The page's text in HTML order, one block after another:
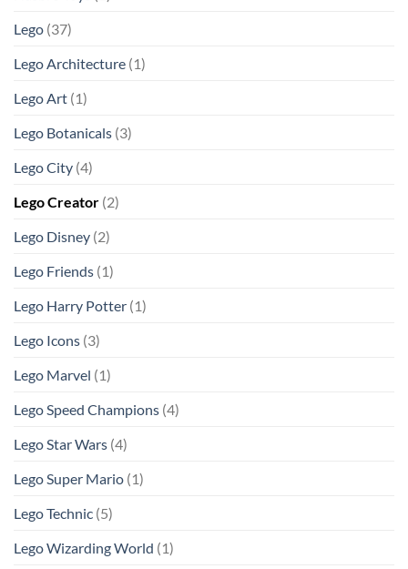
Lego (37)
Lego Architecture (1)
Lego Art (1)
Lego Botanicals (3)
Lego City (4)
Lego Creator (2)
Lego Disney (2)
Lego Friends (1)
Lego Harry Potter (1)
Lego Icons (3)
Lego Marvel (1)
Lego Speed Champions (4)
Lego Star Wars (4)
Lego Super Mario (1)
Lego Technic (5)
Lego Wizarding World (1)